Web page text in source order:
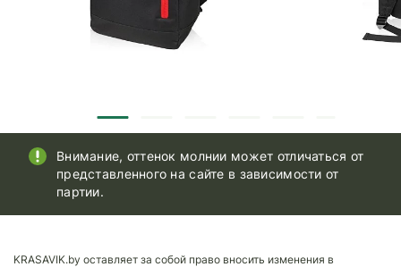
Внимание, оттенок молнии может отличаться от
представленного на сайте в зависимости от
партии.
KRASAVIK.by оставляет за собой право вносить изменения в